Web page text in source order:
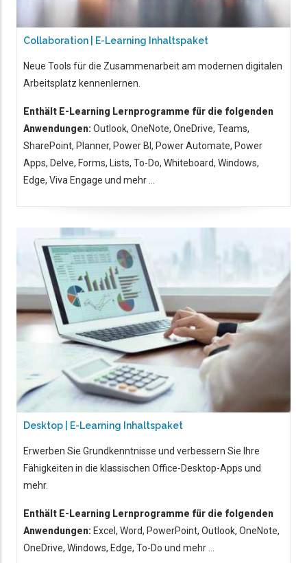
Collaboration | E-Learning Inhaltspaket
Neue Tools für die Zusammenarbeit am modernen digitalen
Arbeitsplatz kennenlernen.
Enthält E-Learning Lernprogramme für die folgenden
Anwendungen: Outlook, OneNote, OneDrive, Teams,
SharePoint, Planner, Power BI, Power Automate, Power
Apps, Delve, Forms, Lists, To-Do, Whiteboard, Windows,
Edge, Viva Engage und mehr ...
Desktop | E-Learning Inhaltspaket
Erwerben Sie Grundkenntnisse und verbessern Sie Ihre
Fähigkeiten in die klassischen Office-Desktop-Apps und
mehr.
Enthält E-Learning Lernprogramme für die folgenden
Anwendungen: Excel, Word, PowerPoint, Outlook, OneNote,
OneDrive, Windows, Edge, To-Do und mehr ...